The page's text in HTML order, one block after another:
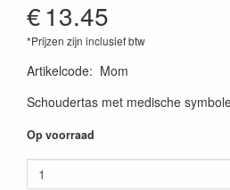
€13.45
*Prijzen zijn inclusief btw
Artikelcode: Mom
Schoudertas met medische
Op voorraad